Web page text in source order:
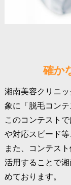
確か
湘南美容クリニ
象に「脱毛コンテ
このコンテスト
や対応スピード等
また、コンテス
活用することで
めております。